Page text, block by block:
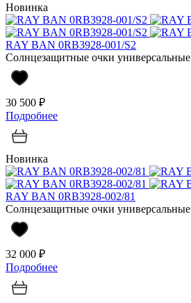
Новинка
RAY BAN 0RB3928-001/S2
Солнцезащитные очки универсальные
30 500 ₽
Подробнее
Новинка
RAY BAN 0RB3928-002/81
Солнцезащитные очки универсальные
32 000 ₽
Подробнее